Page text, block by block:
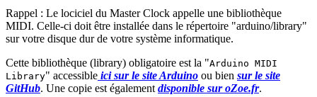
Rappel : Le lociciel du Master Clock appelle une bibliothèque
MIDI. Celle-ci doit être installée dans le répertoire "arduino/library"
sur votre disque dur de votre système informatique.
Cette bibliothèque (library) obligatoire est la "Arduino MIDI
Library" accessible ici sur le site Arduino ou bien sur le site
GitHub. Une copie est également disponible sur oZoe.fr.